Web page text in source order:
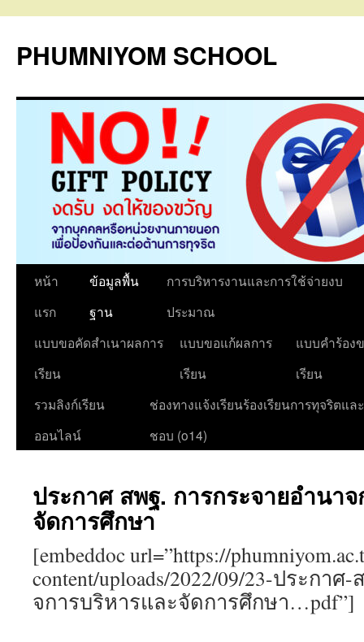
PHUMNIYOM SCHOOL
ข้าม
ไป
ยัง
เนื้อหา
หน้า
แรก
ข้อมูลพื้น
ฐาน
การบริหารงานและการใช้จ่ายงบ
ประมาณ
แบบขอคัดสำเนาผลการ
เรียน
แบบขอแก้ผลการ
เรียน
แบบคำร้อง
เรียน
รวมลิงก์เรียน
ออนไลน์
ช่องทางแจ้งเรียนร้องเรียนการทุจริตแล
ชอบ (o14)
ประกาศ สพฐ. การกระจายอำนา
จัดการศึกษา
[embeddoc url=”https://
content/uploads/2022/09/23-ประกา
จการบริหารและจัดการศึกษา…pdf”]